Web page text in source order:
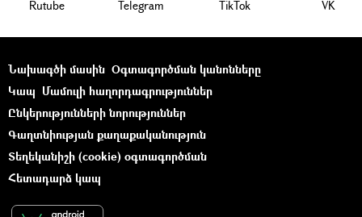
Rutube Telegram ТikТоk VK
Նախագծի մասին Օգտագործման կանոնները
Կապ Մամուլի հաղորդագրություններ
Ընկերությունների նորություններ
Գաղտնիության քաղաքականություն
Տեղեկանիշի (cookie) օգտագործման
Հետադարձ կապ